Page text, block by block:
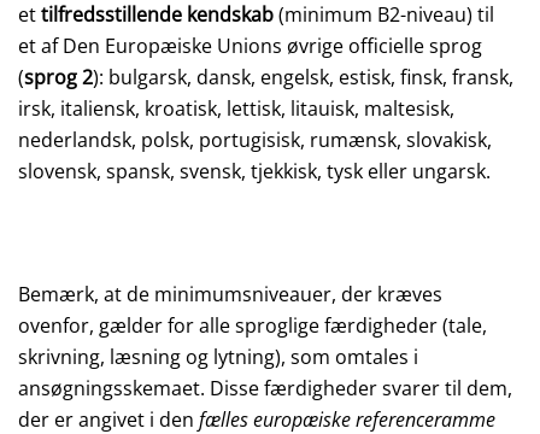
ettilfredsstillende kendskab(minimum B2-niveau) til
et af Den Europæiske Unions øvrige officielle sprog
(sprog 2): bulgarsk, dansk, engelsk, estisk, finsk, fransk,
irsk, italiensk, kroatisk, lettisk, litauisk, maltesisk,
nederlandsk, polsk, portugisisk, rumænsk, slovakisk,
slovensk, spansk, svensk, tjekkisk, tysk eller ungarsk.
Bemærk, at de minimumsniveauer, der kræves
ovenfor, gælder for alle sproglige færdigheder (tale,
skrivning, læsning og lytning), som omtales i
ansøgningsskemaet. Disse færdigheder svarer til dem,
der er angivet i den fælles europæiske referenceramme